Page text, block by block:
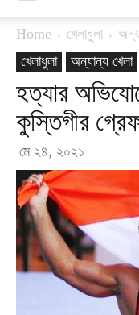
Home খেলাধুলা
খেলাধুলা
অন্যান্য খেলা
হত্যার
কুস্তিগীর
মে ২৪, ২০২১